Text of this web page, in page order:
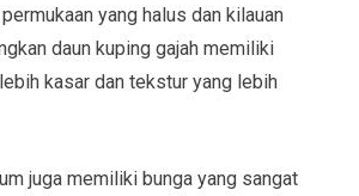
yang halus dan kilauan
daun kuping gajah memiliki
kasar dan tekstur yang lebih
juga memiliki bunga yang sangat